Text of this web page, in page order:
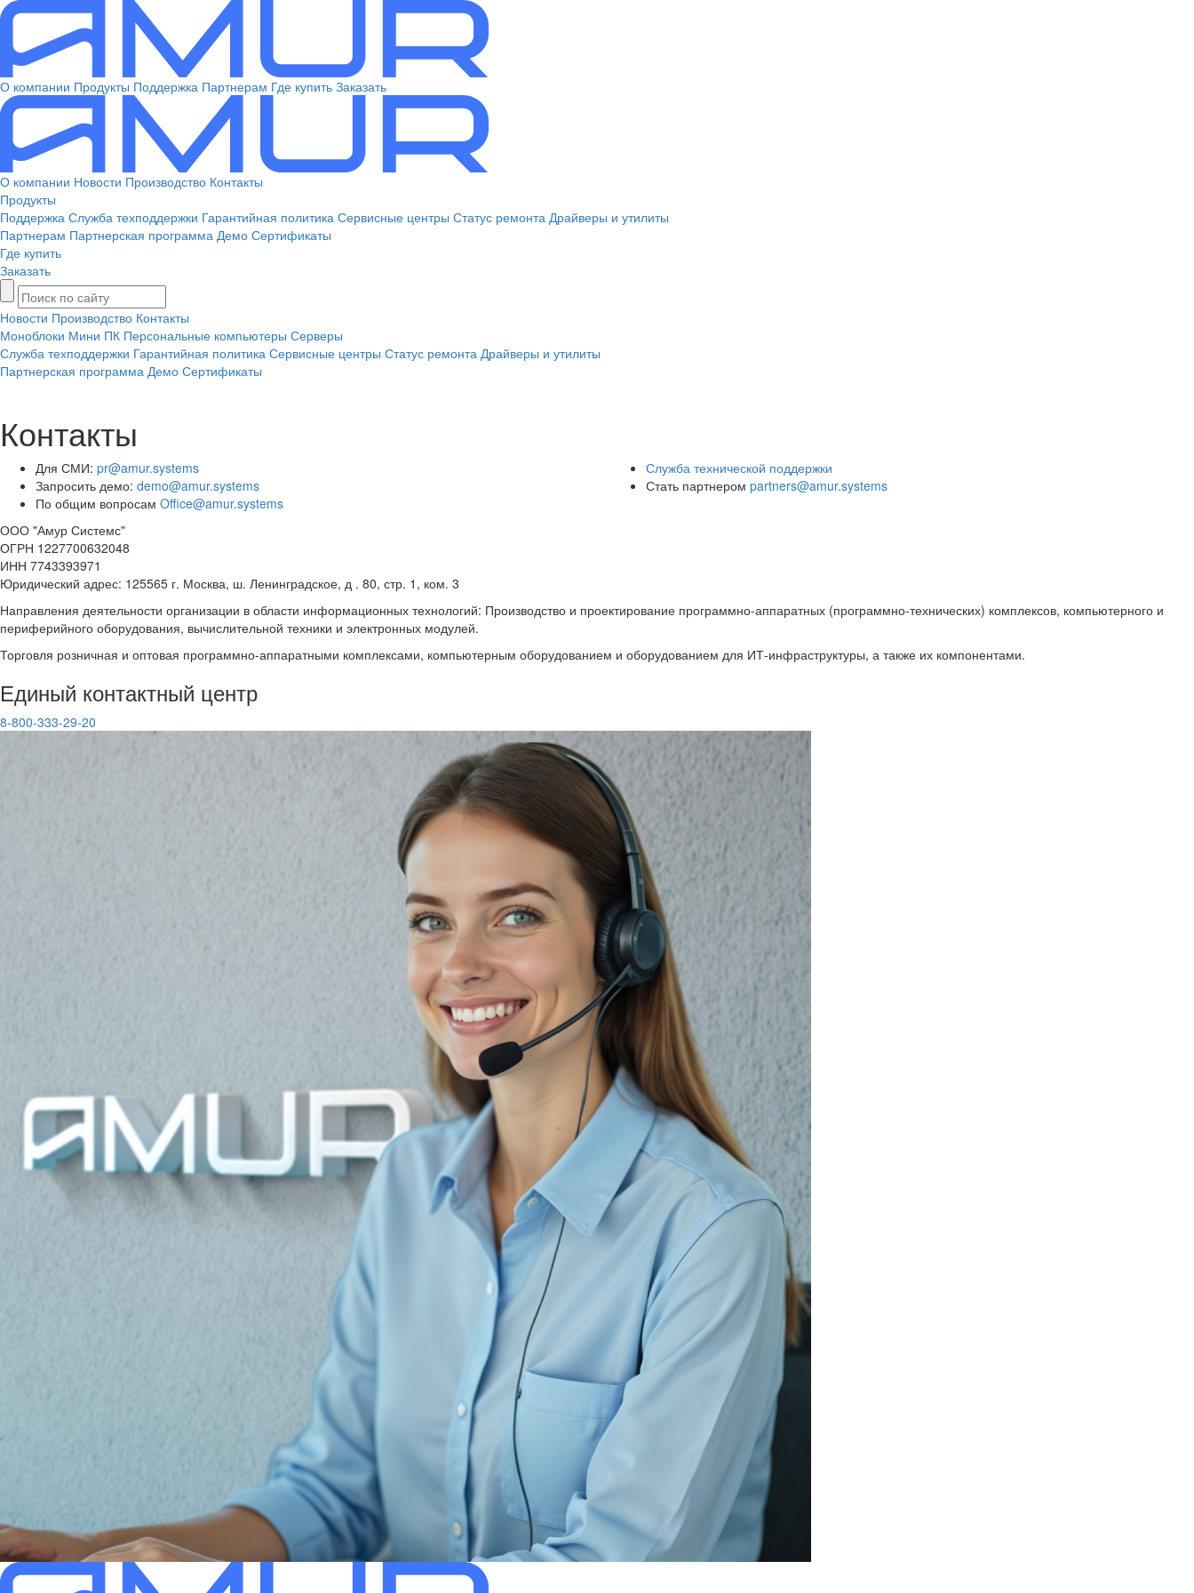
О компании Продукты Поддержка Партнерам Где купить Заказать
О компании Новости Производство Контакты
Продукты
Поддержка Служба техподдержки Гарантийная политика Сервисные центры Статус ремонта Драйверы и утилиты
Партнерам Партнерская программа Демо Сертификаты
Где купить
Заказать
Новости Производство Контакты
Моноблоки Мини ПК Персональные компьютеры Серверы
Служба техподдержки Гарантийная политика Сервисные центры Статус ремонта Драйверы и утилиты
Партнерская программа Демо Сертификаты
Контакты
Для СМИ: pr@amur.systems
Запросить демо: demo@amur.systems
По общим вопросам Office@amur.systems
Служба технической поддержки
Стать партнером partners@amur.systems
ООО "Амур Системс"
ОГРН 1227700632048
ИНН 7743393971
Юридический адрес: 125565 г. Москва, ш. Ленинградское, д . 80, стр. 1, ком. 3
Направления деятельности организации в области информационных технологий: Производство и проектирование программно-аппаратных (программно-технических) комплексов, компьютерного и
периферийного оборудования, вычислительной техники и электронных модулей.
Торговля розничная и оптовая программно-аппаратными комплексами, компьютерным оборудованием и оборудованием для ИТ-инфраструктуры, а также их компонентами.
Единый контактный центр
8-800-333-29-20